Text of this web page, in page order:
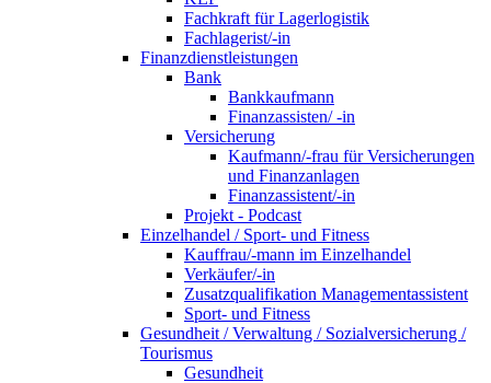
Fachkraft für Lagerlogistik
Fachlagerist/-in
Finanzdienstleistungen
Bank
Bankkaufmann
Finanzassisten/ -in
Versicherung
Kaufmann/-frau für Versicherungen
und Finanzanlagen
Finanzassistent/-in
Projekt - Podcast
Einzelhandel / Sport- und Fitness
Kauffrau/-mann im Einzelhandel
Verkäufer/-in
Zusatzqualifikation Managementassistent
Sport- und Fitness
Gesundheit / Verwaltung / Sozialversicherung /
Tourismus
Gesundheit